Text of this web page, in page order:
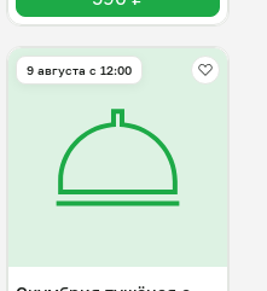
9 августа с 12:00